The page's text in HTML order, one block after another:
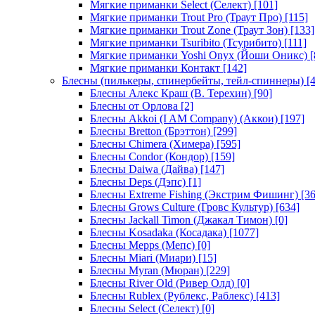
Мягкие приманки Select (Селект) [101]
Мягкие приманки Trout Pro (Траут Про) [115]
Мягкие приманки Trout Zone (Траут Зон) [133]
Мягкие приманки Tsuribito (Тсурибито) [111]
Мягкие приманки Yoshi Onyx (Йоши Оникс)
Мягкие приманки Контакт [142]
Блесны (пилькеры, спинербейты, тейл-спиннеры)
Блесны Алекс Краш (В. Терехин) [90]
Блесны от Орлова [2]
Блесны Akkoi (I AM Company) (Аккои) [197]
Блесны Bretton (Брэттон) [299]
Блесны Chimera (Химера) [595]
Блесны Condor (Кондор) [159]
Блесны Daiwa (Дайва) [147]
Блесны Deps (Дэпс) [1]
Блесны Extreme Fishing (Экстрим Фишинг)
Блесны Grows Culture (Гровс Культур) [634]
Блесны Jackall Timon (Джакал Тимон) [0]
Блесны Kosadaka (Косадака) [1077]
Блесны Mepps (Мепс) [0]
Блесны Miari (Миари) [15]
Блесны Myran (Мюран) [229]
Блесны River Old (Ривер Олд) [0]
Блесны Rublex (Рублекс, Раблекс) [413]
Блесны Select (Селект) [0]